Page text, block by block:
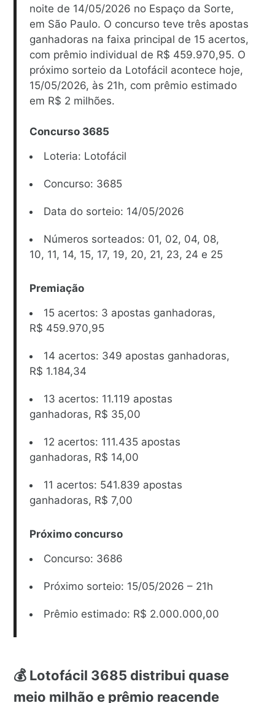
noite de 14/05/2026 no Espaço da Sorte,
em São Paulo. O concurso teve três apostas
ganhadoras na faixa principal de 15 acertos,
com prêmio individual de R$ 459.970,95. O
próximo sorteio da Lotofácil acontece hoje,
15/05/2026, às 21h, com prêmio estimado
em R$ 2 milhões.
Concurso 3685
Loteria: Lotofácil
Concurso: 3685
Data do sorteio: 14/05/2026
Números sorteados: 01, 02, 04, 08,
10, 11, 14, 15, 17, 19, 20, 21, 23, 24 e 25
Premiação
15 acertos: 3 apostas ganhadoras,
R$ 459.970,95
14 acertos: 349 apostas ganhadoras,
R$ 1.184,34
13 acertos: 11.119 apostas
ganhadoras, R$ 35,00
12 acertos: 111.435 apostas
ganhadoras, R$ 14,00
11 acertos: 541.839 apostas
ganhadoras, R$ 7,00
Próximo concurso
Concurso: 3686
Próximo sorteio: 15/05/2026 – 21h
Prêmio estimado: R$ 2.000.000,00
💰 Lotofácil 3685 distribui quase
meio milhão e prêmio reacende